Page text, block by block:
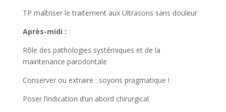
TP maîtriser le traitement aux Ultrasons sans douleur
Après-midi :
Rôle des pathologies systémiques et de la
maintenance parodontale
Conserver ou extraire : soyons pragmatique !
Poser l’indication d’un abord chirurgical